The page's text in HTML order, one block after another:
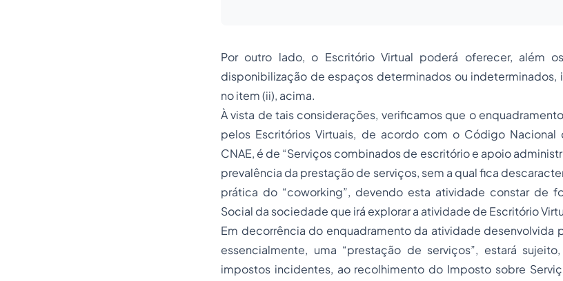
Por outro lado, o Escritório Virtual poderá oferecer, além
disponibilização de espaços determinados ou indeterminados,
no item (ii), acima.
À vista de tais considerações, verificamos que o
pelos Escritórios Virtuais, de acordo com o Código Nacional
CNAE, é de “Serviços combinados de escritório e apoio
prevalência da prestação de serviços, sem a qual fica
prática do “coworking”, devendo esta atividade constar de
Social da sociedade que irá explorar a atividade de Escritório
Em decorrência do enquadramento da atividade desenvolvida
essencialmente, uma “prestação de serviços”, estará
impostos incidentes, ao recolhimento do Imposto sobre